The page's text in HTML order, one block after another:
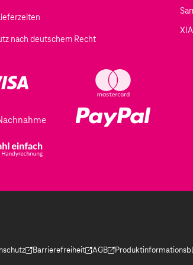
geöffnet)
geöffnet)
nach deutschem Recht
neuen Tab geöffnet)
wird in einem neuen Tab geöffnet)
Barrierefreiheit
(Der Link wird in einem neuen Tab geöffnet)
AGB
(Der Link wird in einem
(Der Link wird in